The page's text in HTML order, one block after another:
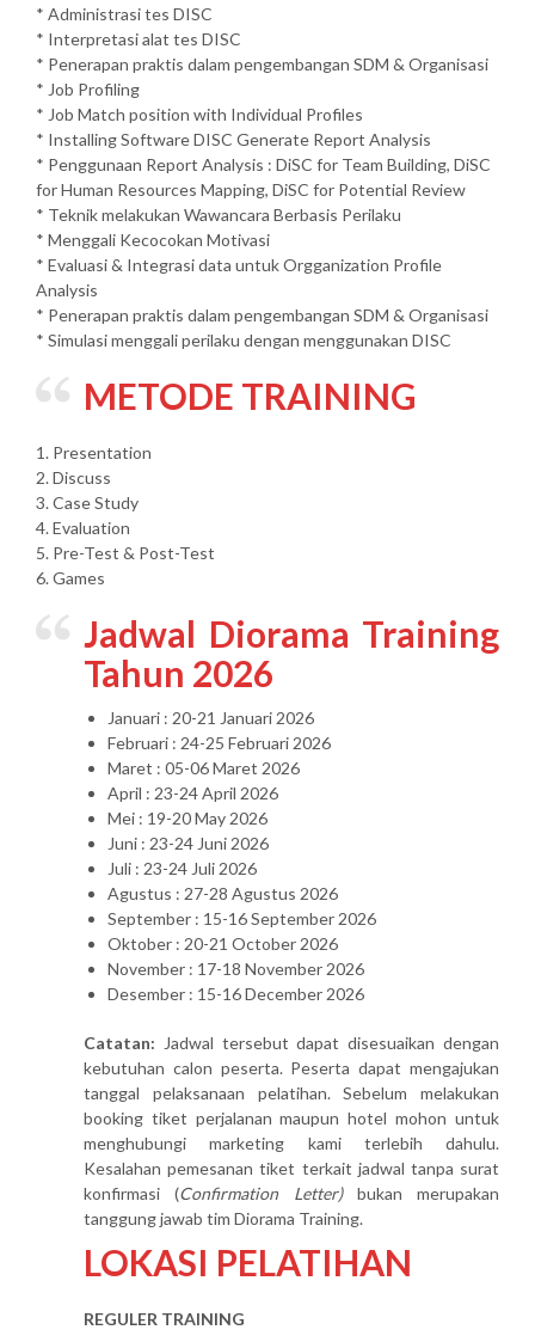
* Administrasi tes DISC
* Interpretasi alat tes DISC
* Penerapan praktis dalam pengembangan SDM & Organisasi
* Job Profiling
* Job Match position with Individual Profiles
* Installing Software DISC Generate Report Analysis
* Penggunaan Report Analysis : DiSC for Team Building, DiSC
for Human Resources Mapping, DiSC for Potential Review
* Teknik melakukan Wawancara Berbasis Perilaku
* Menggali Kecocokan Motivasi
* Evaluasi & Integrasi data untuk Orgganization Profile
Analysis
* Penerapan praktis dalam pengembangan SDM & Organisasi
* Simulasi menggali perilaku dengan menggunakan DISC
METODE TRAINING
1. Presentation
2. Discuss
3. Case Study
4. Evaluation
5. Pre-Test & Post-Test
6. Games
Jadwal Diorama Training
Tahun 2026
Januari : 20-21 Januari 2026
Februari : 24-25 Februari 2026
Maret : 05-06 Maret 2026
April : 23-24 April 2026
Mei : 19-20 May 2026
Juni : 23-24 Juni 2026
Juli : 23-24 Juli 2026
Agustus : 27-28 Agustus 2026
September : 15-16 September 2026
Oktober : 20-21 October 2026
November : 17-18 November 2026
Desember : 15-16 December 2026
Catatan: Jadwal tersebut dapat disesuaikan dengan
kebutuhan calon peserta. Peserta dapat mengajukan
tanggal pelaksanaan pelatihan. Sebelum melakukan
booking tiket perjalanan maupun hotel mohon untuk
menghubungi marketing kami terlebih dahulu.
Kesalahan pemesanan tiket terkait jadwal tanpa surat
konfirmasi (Confirmation Letter)bukan merupakan
tanggung jawab tim Diorama Training.
LOKASI PELATIHAN
REGULER TRAINING